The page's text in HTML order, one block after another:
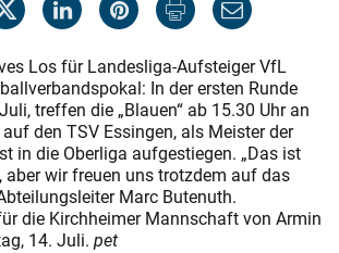
Los für Landesliga-Aufsteiger VfL
In der ersten Runde
treffen die „Blauen“ ab 15.30 Uhr an
den TSV Essingen, als Meister der
in die Oberliga aufgestiegen. „Das ist
aber wir freuen uns trotzdem auf das
Marc Butenuth.
die Kirchheimer Mannschaft von Armin
14. Juli. pet